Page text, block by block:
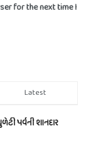
for the next time I
Latest
પર્વની શાનદાર